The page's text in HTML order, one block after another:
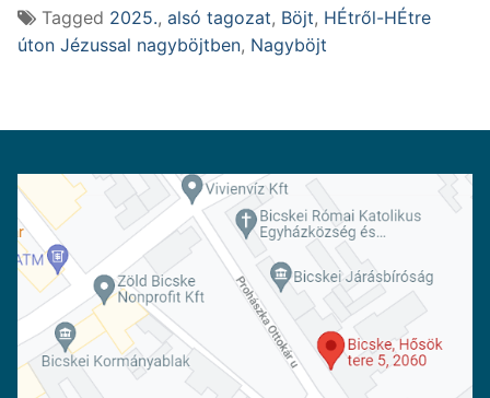
Tagged 2025., alsó tagozat, Böjt, HÉtről-HÉtre
úton Jézussal nagyböjtben, Nagyböjt